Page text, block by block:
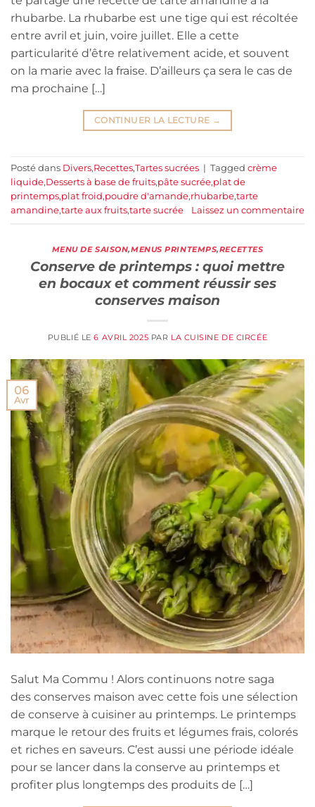
rhubarbe. La rhubarbe est une tige qui est récoltée
entre avril et juin, voire juillet. Elle a cette
particularité d’être relativement acide, et souvent
on la marie avec la fraise. D’ailleurs ça sera le cas de
ma prochaine […]
CONTINUER LA LECTURE →
Posté dans Divers,Recettes,Tartes sucrées | Tagged crème
liquide,Desserts à base de fruits,pâte sucrée,plat de
printemps,plat froid,poudre d'amande,rhubarbe,tarte
amandine,tarte aux fruits,tarte sucrée Laissez un commentaire
MENU DE SAISON,MENUS PRINTEMPS,RECETTES
Conserve de printemps : quoi mettre
en bocaux et comment réussir ses
conserves maison
PUBLIÉ LE6 AVRIL 2025 PAR LA CUISINE DE CIRCÉE
06
Avr
Salut Ma Commu ! Alors continuons notre saga
des conserves maison avec cette fois une sélection
de conserve à cuisiner au printemps. Le printemps
marque le retour des fruits et légumes frais, colorés
et riches en saveurs. C’est aussi une période idéale
pour se lancer dans la conserve au printemps et
profiter plus longtemps des produits de […]